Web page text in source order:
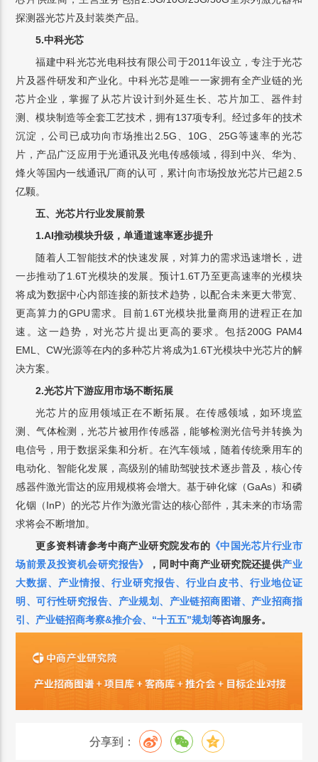
探测器光芯片及封装类产品。‌
5.中科光芯
福建中科光芯光电科技有限公司于2011年设立，专注于光芯
片及器件研发和产业化。中科光芯是唯一一家拥有全产业链的光
芯片企业，掌握了从芯片设计到外延生长、芯片加工、器件封
测、模块制造等全套工艺技术，拥有137项专利。经过多年的技术
沉淀，公司已成功向市场推出2.5G、10G、25G等速率的光芯
片，产品广泛应用于光通讯及光电传感领域，得到中兴、华为、
烽火等国内一线通讯厂商的认可，累计向市场投放光芯片已超2.5
亿颗。
五、光芯片行业发展前景
1.AI推动模块升级，单通道速率逐步提升
随着人工智能技术的快速发展，对算力的需求迅速增长，进
一步推动了1.6T光模块的发展。预计1.6T乃至更高速率的光模块
将成为数据中心内部连接的新技术趋势，以配合未来更大带宽、
更高算力的GPU需求。目前1.6T光模块批量商用的进程正在加
速。这一趋势，对光芯片提出更高的要求。包括200G PAM4
EML、CW光源等在内的多种芯片将成为1.6T光模块中光芯片的解
决方案。
2.光芯片下游应用市场不断拓展
光芯片的应用领域正在不断拓展。在传感领域，如环境监
测、气体检测，光芯片被用作传感器，能够检测光信号并转换为
电信号，用于数据采集和分析。在汽车领域，随着传统乘用车的
电动化、智能化发展，高级别的辅助驾驶技术逐步普及，核心传
感器件激光雷达的应用规模将会增大。基于砷化镓（GaAs）和磷
化铟（InP）的光芯片作为激光雷达的核心部件，其未来的市场需
求将会不断增加。
更多资料请参考中商产业研究院发布的 《中国光芯片行业市
场前景及投资机会研究报告》
，同时中商产业研究院还提供产业
大数据、产业情报、行业研究报告、行业白皮书、行业地位证
明、可行性研究报告、产业规划、产业链招商图谱、产业招商指
引、产业链招商考察&推介会、“十五五”规划等咨询服务。
分享到：